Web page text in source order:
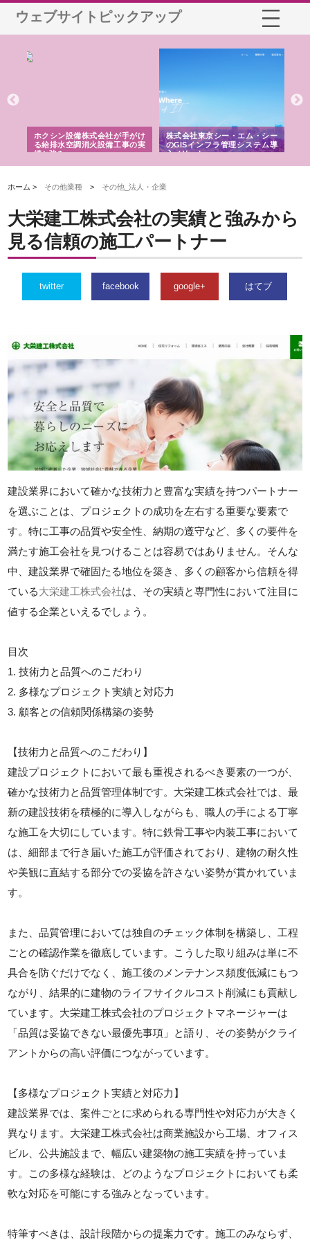
ウェブサイトピックアップ
ホクシン設備株式会社が手がけ
る給排水空調消火設備工事の実
績と強み
株式会社東京シー・エム・シー
のGISインフラ管理システム導
入メリット
ホーム > その他業種 > その他_法人・企業
大栄建工株式会社の実績と強みから
見る信頼の施工パートナー
twitter facebook google+ はてブ
建設業界において確かな技術力と豊富な実績を持つパートナー
を選ぶことは、プロジェクトの成功を左右する重要な要素で
す。特に工事の品質や安全性、納期の遵守など、多くの要件を
満たす施工会社を見つけることは容易ではありません。そんな
中、建設業界で確固たる地位を築き、多くの顧客から信頼を得
ている大栄建工株式会社は、その実績と専門性において注目に
値する企業といえるでしょう。
目次
1. 技術力と品質へのこだわり
2. 多様なプロジェクト実績と対応力
3. 顧客との信頼関係構築の姿勢
【技術力と品質へのこだわり】
建設プロジェクトにおいて最も重視されるべき要素の一つが、
確かな技術力と品質管理体制です。大栄建工株式会社では、最
新の建設技術を積極的に導入しながらも、職人の手による丁寧
な施工を大切にしています。特に鉄骨工事や内装工事において
は、細部まで行き届いた施工が評価されており、建物の耐久性
や美観に直結する部分での妥協を許さない姿勢が貫かれていま
す。
また、品質管理においては独自のチェック体制を構築し、工程
ごとの確認作業を徹底しています。こうした取り組みは単に不
具合を防ぐだけでなく、施工後のメンテナンス頻度低減にもつ
ながり、結果的に建物のライフサイクルコスト削減にも貢献し
ています。大栄建工株式会社のプロジェクトマネージャーは
「品質は妥協できない最優先事項」と語り、その姿勢がクライ
アントからの高い評価につながっています。
【多様なプロジェクト実績と対応力】
建設業界では、案件ごとに求められる専門性や対応力が大きく
異なります。大栄建工株式会社は商業施設から工場、オフィス
ビル、公共施設まで、幅広い建築物の施工実績を持っていま
す。この多様な経験は、どのようなプロジェクトにおいても柔
軟な対応を可能にする強みとなっています。
特筆すべきは、設計段階からの提案力です。施工のみならず、